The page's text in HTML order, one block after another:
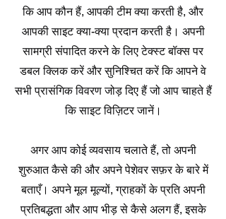
कि आप कौन हैं, आपकी टीम क्या करती है, और
आपकी साइट क्या-क्या प्रदान करती है। अपनी
सामग्री संपादित करने के लिए टेक्स्ट बॉक्स पर
डबल क्लिक करें और सुनिश्चित करें कि आपने वे
सभी प्रासंगिक विवरण जोड़ दिए हैं जो आप चाहते हैं
कि साइट विज़िटर जानें।
अगर आप कोई व्यवसाय चलाते हैं, तो अपनी
शुरुआत कैसे की और अपने पेशेवर सफ़र के बारे में
बताएँ। अपने मूल मूल्यों, ग्राहकों के प्रति अपनी
प्रतिबद्धता और आप भीड़ से कैसे अलग हैं, इसके